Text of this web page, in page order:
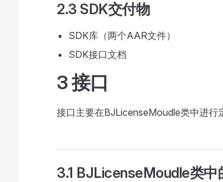
2.3 SDK交付物
SDK库（两个AAR文件）
SDK接口文档
3 接口
接口主要在BJLicenseMoudle类中进行
3.1 BJLicenseMoudle类中